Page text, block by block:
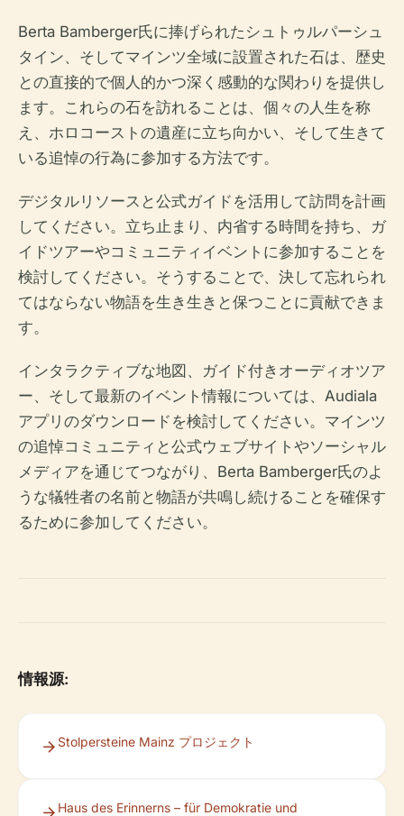
Berta Bamberger氏に捧げられたシュトゥルパーシュ
タイン、そしてマインツ全域に設置された石は、歴史
との直接的で個人的かつ深く感動的な関わりを提供し
ます。これらの石を訪れることは、個々の人生を称
え、ホロコーストの遺産に立ち向かい、そして生きて
いる追悼の行為に参加する方法です。
デジタルリソースと公式ガイドを活用して訪問を計画
してください。立ち止まり、内省する時間を持ち、ガ
イドツアーやコミュニティイベントに参加することを
検討してください。そうすることで、決して忘れられ
てはならない物語を生き生きと保つことに貢献できま
す。
インタラクティブな地図、ガイド付きオーディオツア
ー、そして最新のイベント情報については、Audiala
アプリのダウンロードを検討してください。マインツ
の追悼コミュニティと公式ウェブサイトやソーシャル
メディアを通じてつながり、Berta Bamberger氏のよ
うな犠牲者の名前と物語が共鳴し続けることを確保す
るために参加してください。
情報源:
Stolpersteine Mainz プロジェクト
Haus des Erinnerns – für Demokratie und